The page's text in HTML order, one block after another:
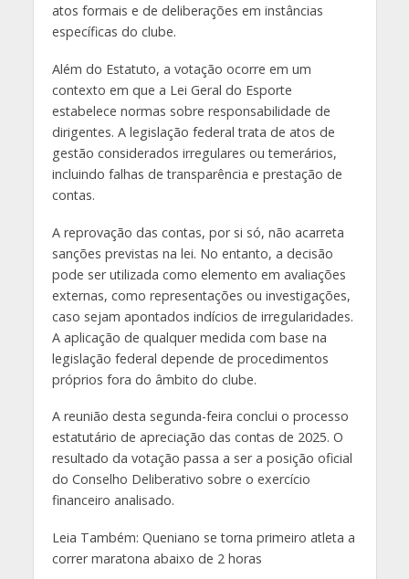
atos formais e de deliberações em instâncias
específicas do clube.
Além do Estatuto, a votação ocorre em um
contexto em que a Lei Geral do Esporte
estabelece normas sobre responsabilidade de
dirigentes. A legislação federal trata de atos de
gestão considerados irregulares ou temerários,
incluindo falhas de transparência e prestação de
contas.
A reprovação das contas, por si só, não acarreta
sanções previstas na lei. No entanto, a decisão
pode ser utilizada como elemento em avaliações
externas, como representações ou investigações,
caso sejam apontados indícios de irregularidades.
A aplicação de qualquer medida com base na
legislação federal depende de procedimentos
próprios fora do âmbito do clube.
A reunião desta segunda-feira conclui o processo
estatutário de apreciação das contas de 2025. O
resultado da votação passa a ser a posição oficial
do Conselho Deliberativo sobre o exercício
financeiro analisado.
Leia Também: Queniano se torna primeiro atleta a
correr maratona abaixo de 2 horas